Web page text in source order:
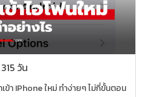
315 วัน
ข้า IPhone ใหม่ ทำง่ายๆ ไม่กี่ขั้นตอน